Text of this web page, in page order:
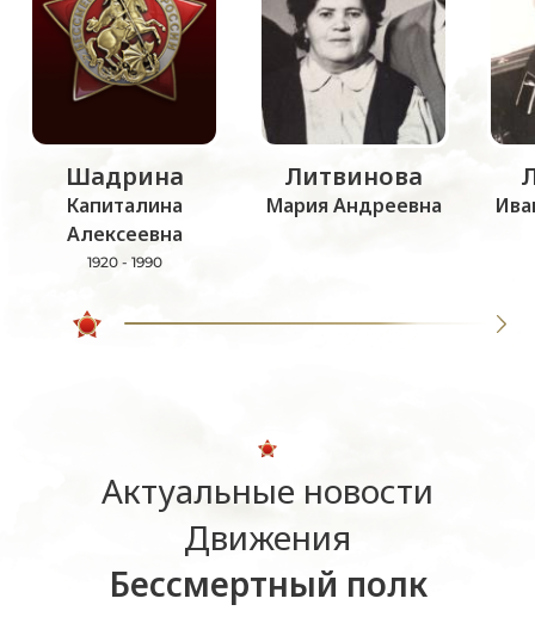
Шадрина
Капиталина
Алексеевна
1920 - 1990
Литвинова
Мария Андреевна
Актуальные новости
Движения
Бессмертный полк